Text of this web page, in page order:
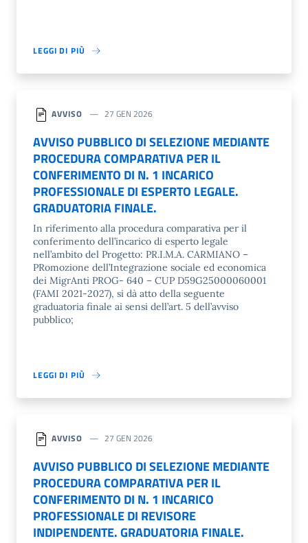
LEGGI DI PIÙ
AVVISO 27 GEN 2026
AVVISO PUBBLICO DI SELEZIONE MEDIANTE
PROCEDURA COMPARATIVA PER IL
CONFERIMENTO DI N. 1 INCARICO
PROFESSIONALE DI ESPERTO LEGALE.
GRADUATORIA FINALE.
In riferimento alla procedura comparativa per il
conferimento dell’incarico di esperto legale
nell’ambito del Progetto: PR.I.M.A. CARMIANO –
PRomozione dell’Integrazione sociale ed economica
dei MigrAnti PROG- 640 – CUP D59G25000060001
(FAMI 2021-2027), si dà atto della seguente
graduatoria finale ai sensi dell’art. 5 dell’avviso
pubblico;
LEGGI DI PIÙ
AVVISO 27 GEN 2026
AVVISO PUBBLICO DI SELEZIONE MEDIANTE
PROCEDURA COMPARATIVA PER IL
CONFERIMENTO DI N. 1 INCARICO
PROFESSIONALE DI REVISORE
INDIPENDENTE. GRADUATORIA FINALE.